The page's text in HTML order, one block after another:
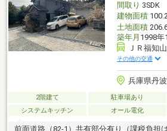
間取り 3SDK
建物面積
土地面積
築年月 1998年
ＪＲ福知
その他の交通
兵庫県丹
2階建て 駐車場あり
システムキッチン
オール電化
前面道路（82-1）共有部分有り（課税負担